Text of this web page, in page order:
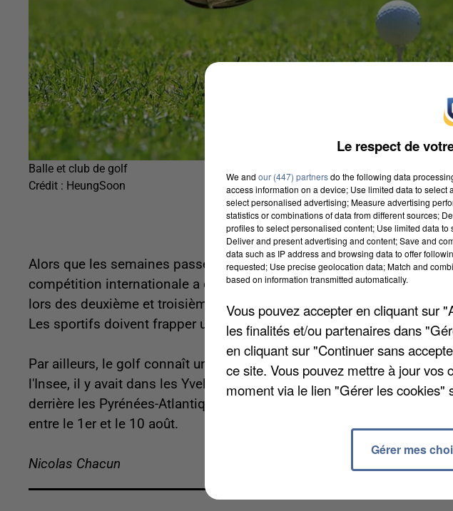
Balle et club de golf
Crédit : HeungSoon
Alors que les semaines passent, l'ouverture des Jeux olympiques
compétition internationale a d'ailleurs connu plus d'un siècle sans
lors des deuxième et troisième Olympiades, le golf n'est revenu à Rio
Les sportifs doivent frapper une balle avec leur club depuis l'aire de
Par ailleurs, le golf connaît un succès différent selon les
l'Insee, il y avait dans les Yvelines 142 golfeurs licenciés pour 10.000
derrière les Pyrénées-Atlantiques avec 150. Aux J.O. de Paris 2024,
entre le 1er et le 10 août.
Nicolas Chacun
Le respect de
We and our (447) partnersdo the following data
access information on a device; Use limited data to
select personalised advertising; Measure advertising
statistics or combinations of data from different sources;
profiles to select personalised content; Use limited data
Deliver and present advertising and content; Save and
data such as IP address and browsing data to offer
requested; Use precise geolocation data; Match and
based on information transmitted automatically.
Vous pouvez accepter en cliquant sur
les finalités et/ou partenaires dans
en cliquant sur "Continuer sans
ce site. Vous pouvez mettre à jour vos
moment via le lien "Gérer les cookies"
Gérer mes